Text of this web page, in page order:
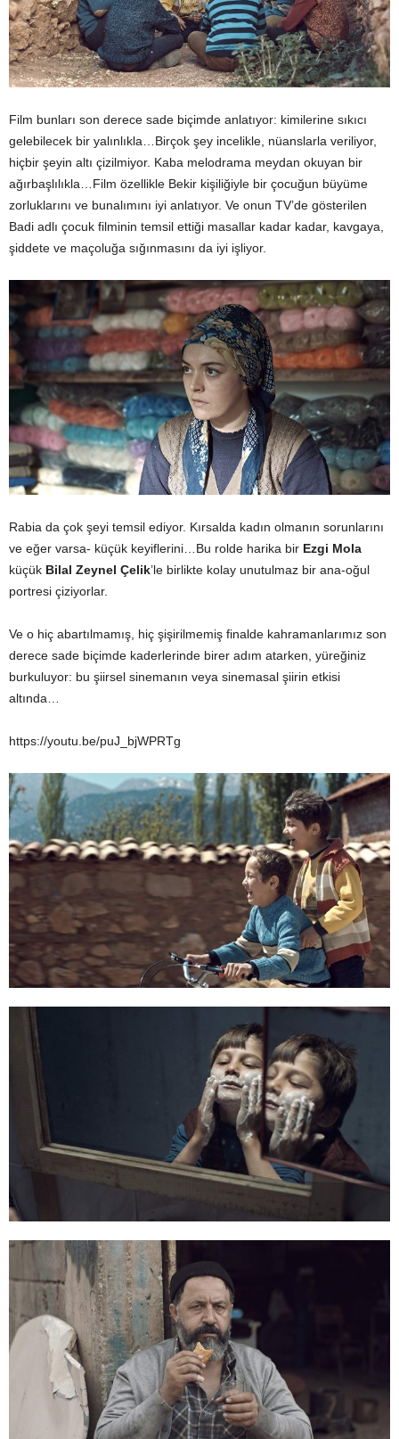
Film bunları son derece sade biçimde anlatıyor: kimilerine sıkıcı
gelebilecek bir yalınlıkla…Birçok şey incelikle, nüanslarla veriliyor,
hiçbir şeyin altı çizilmiyor. Kaba melodrama meydan okuyan bir
ağırbaşlılıkla…Film özellikle Bekir kişiliğiyle bir çocuğun büyüme
zorluklarını ve bunalımını iyi anlatıyor. Ve onun TV’de gösterilen
Badi adlı çocuk filminin temsil ettiği masallar kadar kadar, kavgaya,
şiddete ve maçoluğa sığınmasını da iyi işliyor.
Rabia da çok şeyi temsil ediyor. Kırsalda kadın olmanın sorunlarını
ve eğer varsa- küçük keyiflerini…Bu rolde harika bir Ezgi Mola
küçük Bilal Zeynel Çelik’le birlikte kolay unutulmaz bir ana-oğul
portresi çiziyorlar.
Ve o hiç abartılmamış, hiç şişirilmemiş finalde kahramanlarımız son
derece sade biçimde kaderlerinde birer adım atarken, yüreğiniz
burkuluyor: bu şiirsel sinemanın veya sinemasal şiirin etkisi
altında…
https://youtu.be/puJ_bjWPRTg